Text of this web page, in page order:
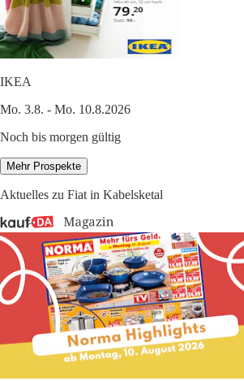
IKEA
Mo. 3.8. - Mo. 10.8.2026
Noch bis morgen gültig
Mehr Prospekte
Aktuelles zu Fiat in Kabelsketal